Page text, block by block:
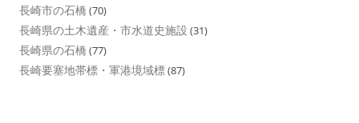
長崎市の石橋 (70)
長崎県の土木遺産・市水道史施設 (31)
長崎県の石橋 (77)
長崎要塞地帯標・軍港境域標(87)